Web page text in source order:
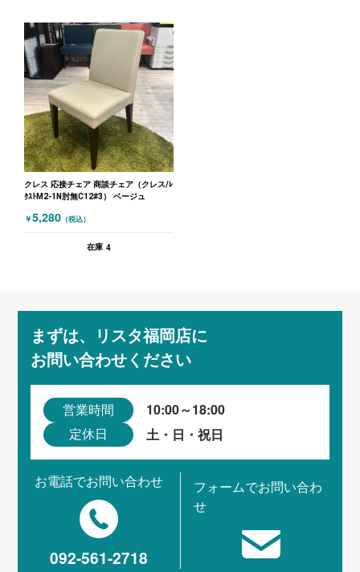
クレス 応接チェア 商談チェア（クレス/ﾚ
ｸｽﾄM2-1N肘無C12#3） ベージュ
￥5,280 （税込）
在庫 4
まずは、リスタ福岡店に
お問い合わせください
営業時間 10:00～18:00
定休日 土・日・祝日
お電話でお問い合わせ
092-561-2718
フォームでお問い合わ
せ